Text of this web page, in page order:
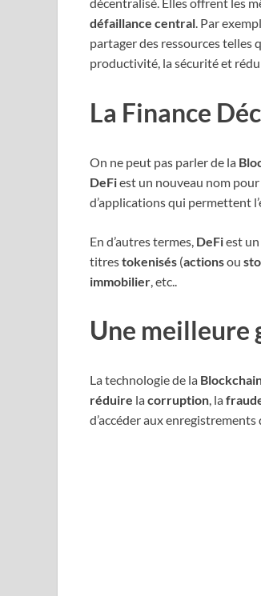
défaillance central. Par
partager des ressources telles
productivité, la sécurité et
La Finance
On ne peut pas parler de la
DeFiest un nouveau nom pour
d’applications qui permettent
En d’autres termes, DeFiest
titrestokenisés (actionsou
immobilier , etc..
Une meilleure
La technologie de la
réduire lacorruption, la
d’accéder aux